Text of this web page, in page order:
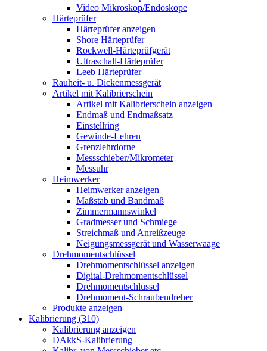
Video Mikroskop/Endoskope
Härteprüfer
Härteprüfer anzeigen
Shore Härteprüfer
Rockwell-Härteprüfgerät
Ultraschall-Härteprüfer
Leeb Härteprüfer
Rauheit- u. Dickenmessgerät
Artikel mit Kalibrierschein
Artikel mit Kalibrierschein anzeigen
Endmaß und Endmaßsatz
Einstellring
Gewinde-Lehren
Grenzlehrdorne
Messschieber/Mikrometer
Messuhr
Heimwerker
Heimwerker anzeigen
Maßstab und Bandmaß
Zimmermannswinkel
Gradmesser und Schmiege
Streichmaß und Anreißzeuge
Neigungsmessgerät und Wasserwaage
Drehmomentschlüssel
Drehmomentschlüssel anzeigen
Digital-Drehmomentschlüssel
Drehmomentschlüssel
Drehmoment-Schraubendreher
Produkte anzeigen
Kalibrierung (310)
Kalibrierung anzeigen
DAkkS-Kalibrierung